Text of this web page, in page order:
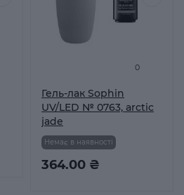
0
Гель-лак Sophin
UV/LED № 0763, arctic
jade
364.00 ₴
Немає в наявності